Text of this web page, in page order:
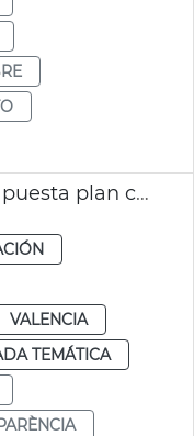
Ayuntamiento València apuesta plan comunicación clara
VALENCIA
TEMÁTICA